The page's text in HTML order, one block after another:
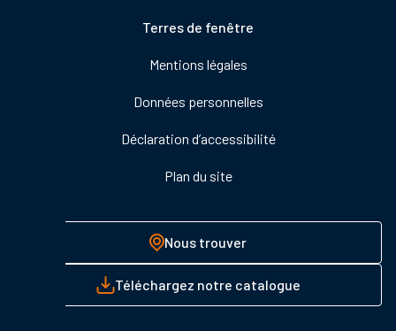
Terres de fenêtre
Mentions légales
Données personnelles
Déclaration d’accessibilité
Plan du site
Nous trouver
Téléchargez notre catalogue